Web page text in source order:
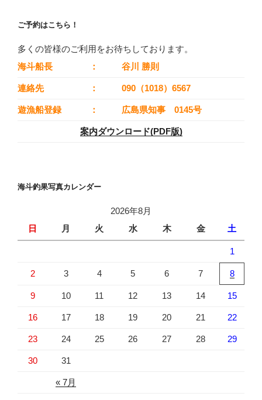
ご予約はこちら！
多くの皆様のご利用をお待ちしております。
海斗船長
： 谷川 勝則
連絡先 ： 090（1018）6567
遊漁船登録 ： 広島県知事 0145号
案内ダウンロード(PDF版)
海斗釣果写真カレンダー
2026年8月
日
月 火 水 木 金 土
« 7月
1
2 3 4 5 6 7 8
9 10 11 12 13 14 15
16 17 18 19 20 21 22
23 24 25 26 27 28 29
30 31